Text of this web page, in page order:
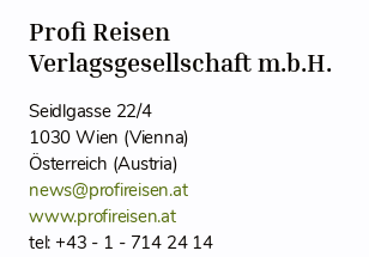
Profi Reisen
Verlagsgesellschaft m.b.H.
Seidlgasse 22/4
1030 Wien (Vienna)
Österreich (Austria)
news@profireisen.at
www.profireisen.at
tel: +43 - 1 - 714 24 14